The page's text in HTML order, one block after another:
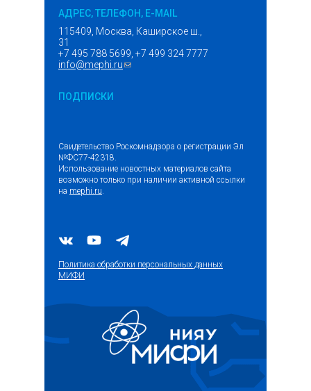
АДРЕС, ТЕЛЕФОН, E-MAIL
115409, Москва, Каширское ш.,
31
+7 495 788 5699, +7 499 324 7777
info@mephi.ru(ссылка для отправки email)
ПОДПИСКИ
Свидетельство Роскомнадзора о регистрации Эл
№ФС77-42318.
Использование новостных материалов сайта
возможно только при наличии активной ссылки
на mephi.ru.
Политика обработки персональных данных
МИФИ